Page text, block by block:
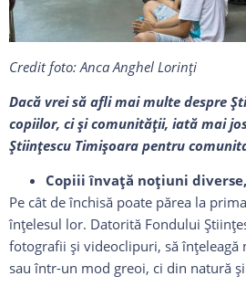
Credit foto: Anca Anghel Lorinţi
Dacă vrei să afli mai multe despre
copiilor, ci şi comunităţii, iată mai
Ştiinţescu Timişoara pentru
Copiii învaţă noţiuni
Pe cât de închisă poate părea la
înţelesul lor. Datorită Fondului
fotografii şi videoclipuri, să înţeleagă
sau într-un mod greoi, ci din natură